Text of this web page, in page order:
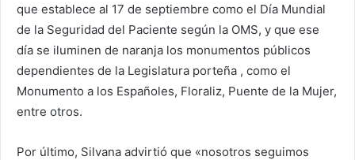
que establece al 17 de septiembre como el Día Mundial
de la Seguridad del Paciente según la OMS, y que ese
día se iluminen de naranja los monumentos públicos
dependientes de la Legislatura porteña , como el
Monumento a los Españoles, Floraliz, Puente de la Mujer,
entre otros.
Por último, Silvana advirtió que «nosotros seguimos